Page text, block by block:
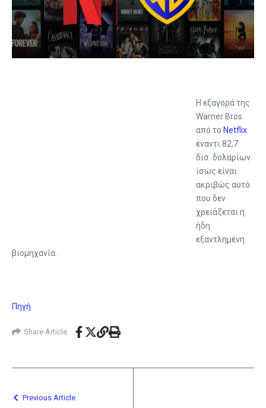
Η εξαγορά της
Warner Bros.
από το Netflix
έναντι 82,7
δισ. δολαρίων
ίσως είναι
ακριβώς αυτό
που δεν
χρειάζεται η
ήδη
εξαντλημένη
βιομηχανία.
Πηγή
Share Article
Previous Article